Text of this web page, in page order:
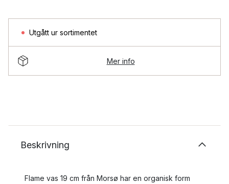
Utgått ur sortimentet
Mer info
Beskrivning
Flame vas 19 cm från Morsø har en organisk form